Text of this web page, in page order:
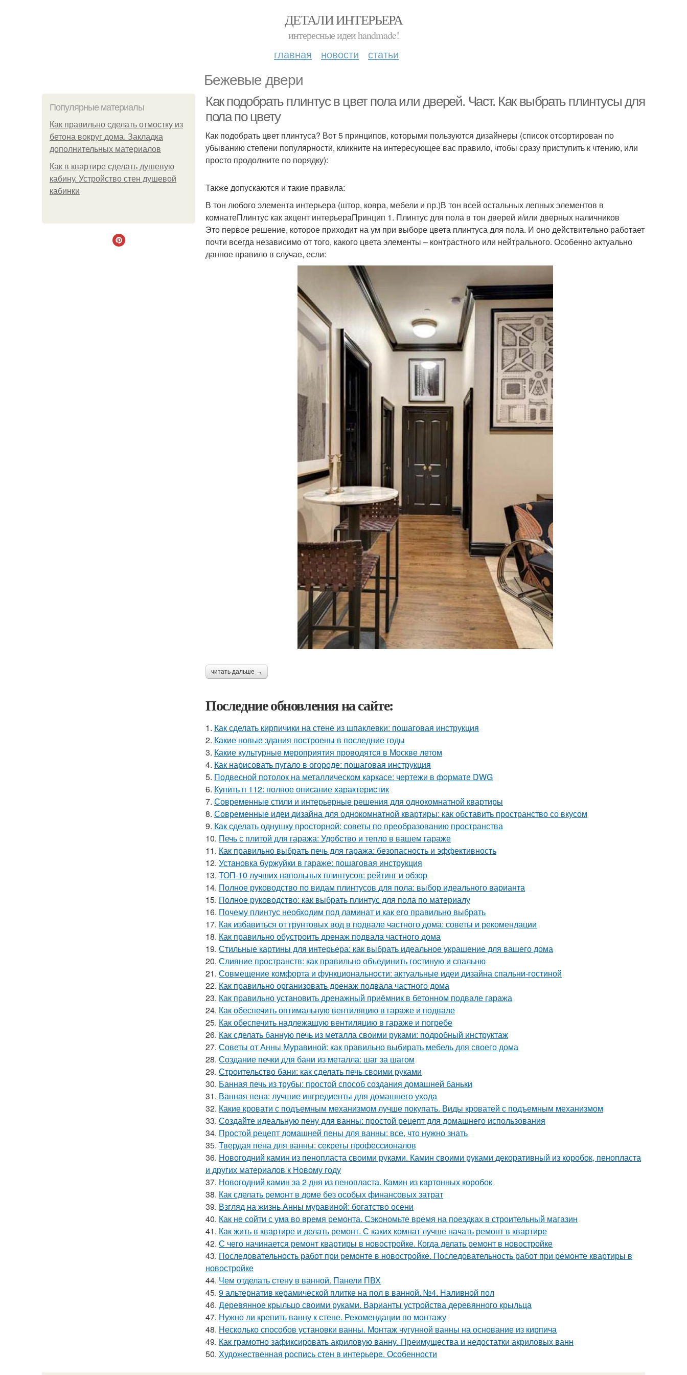
ДЕТАЛИ ИНТЕРЬЕРА
интересные идеи handmade!
главная новости статьи
Бежевые двери
Популярные материалы
Как правильно сделать отмостку из
бетона вокруг дома. Закладка
дополнительных материалов
Как в квартире сделать душевую
кабину. Устройство стен душевой
кабинки
Как подобрать плинтус в цвет пола или дверей. Част. Как выбрать плинтусы для
пола по цвету
Как подобрать цвет плинтуса? Вот 5 принципов, которыми пользуются дизайнеры (список отсортирован по
убыванию степени популярности, кликните на интересующее вас правило, чтобы сразу приступить к чтению, или
просто продолжите по порядку):
Также допускаются и такие правила:
В тон любого элемента интерьера (штор, ковра, мебели и пр.)В тон всей остальных лепных элементов в
комнатеПлинтус как акцент интерьераПринцип 1. Плинтус для пола в тон дверей и/или дверных наличников
Это первое решение, которое приходит на ум при выборе цвета плинтуса для пола. И оно действительно работает
почти всегда независимо от того, какого цвета элементы – контрастного или нейтрального. Особенно актуально
данное правило в случае, если:
читать дальше →
Последние обновления на сайте:
1. Как сделать кирпичики на стене из шпаклевки: пошаговая инструкция
2. Какие новые здания построены в последние годы
3. Какие культурные мероприятия проводятся в Москве летом
4. Как нарисовать пугало в огороде: пошаговая инструкция
5. Подвесной потолок на металлическом каркасе: чертежи в формате DWG
6. Купить п 112: полное описание характеристик
7. Современные стили и интерьерные решения для однокомнатной квартиры
8. Современные идеи дизайна для однокомнатной квартиры: как обставить пространство со вкусом
9. Как сделать однушку просторной: советы по преобразованию пространства
10. Печь с плитой для гаража: Удобство и тепло в вашем гараже
11. Как правильно выбрать печь для гаража: безопасность и эффективность
12. Установка буржуйки в гараже: пошаговая инструкция
13. ТОП-10 лучших напольных плинтусов: рейтинг и обзор
14. Полное руководство по видам плинтусов для пола: выбор идеального варианта
15. Полное руководство: как выбрать плинтус для пола по материалу
16. Почему плинтус необходим под ламинат и как его правильно выбрать
17. Как избавиться от грунтовых вод в подвале частного дома: советы и рекомендации
18. Как правильно обустроить дренаж подвала частного дома
19. Стильные картины для интерьера: как выбрать идеальное украшение для вашего дома
20. Слияние пространств: как правильно объединить гостиную и спальню
21. Совмещение комфорта и функциональности: актуальные идеи дизайна спальни-гостиной
22. Как правильно организовать дренаж подвала частного дома
23. Как правильно установить дренажный приёмник в бетонном подвале гаража
24. Как обеспечить оптимальную вентиляцию в гараже и подвале
25. Как обеспечить надлежащую вентиляцию в гараже и погребе
26. Как сделать банную печь из металла своими руками: подробный инструктаж
27. Советы от Анны Муравиной: как правильно выбирать мебель для своего дома
28. Создание печки для бани из металла: шаг за шагом
29. Строительство бани: как сделать печь своими руками
30. Банная печь из трубы: простой способ создания домашней баньки
31. Ванная пена: лучшие ингредиенты для домашнего ухода
32. Какие кровати с подъемным механизмом лучше покупать. Виды кроватей с подъемным механизмом
33. Создайте идеальную пену для ванны: простой рецепт для домашнего использования
34. Простой рецепт домашней пены для ванны: все, что нужно знать
35. Твердая пена для ванны: секреты профессионалов
36. Новогодний камин из пенопласта своими руками. Камин своими руками декоративный из коробок, пенопласта
и других материалов к Новому году
37. Новогодний камин за 2 дня из пенопласта. Камин из картонных коробок
38. Как сделать ремонт в доме без особых финансовых затрат
39. Взгляд на жизнь Анны муравиной: богатство осени
40. Как не сойти с ума во время ремонта. Сэкономьте время на поездках в строительный магазин
41. Как жить в квартире и делать ремонт. С каких комнат лучше начать ремонт в квартире
42. С чего начинается ремонт квартиры в новостройке. Когда делать ремонт в новостройке
43. Последовательность работ при ремонте в новостройке. Последовательность работ при ремонте квартиры в
новостройке
44. Чем отделать стену в ванной. Панели ПВХ
45. 9 альтернатив керамической плитке на пол в ванной. №4. Наливной пол
46. Деревянное крыльцо своими руками. Варианты устройства деревянного крыльца
47. Нужно ли крепить ванну к стене. Рекомендации по монтажу
48. Несколько способов установки ванны. Монтаж чугунной ванны на основание из кирпича
49. Как грамотно зафиксировать акриловую ванну. Преимущества и недостатки акриловых ванн
50. Художественная роспись стен в интерьере. Особенности